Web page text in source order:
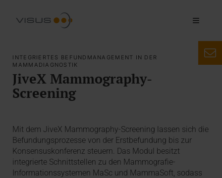
INTEGRIERTES BEFUNDMANAGEMENT IN DER
MAMMADIAGNOSTIK
JiveX Mammography-
Screening
Mit dem JiveX Mammography-Screening lassen sich die
Befundungsprozesse von der Erstbefundung bis zur
Konsensuskonferenz steuern. Das Modul besitzt
integrierte Schnittstellen zu den Mammografie-
Informationssystemen MaSc und MammaSoft, sodass